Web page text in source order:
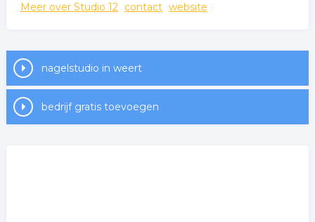
Meer over Studio 12 contact website
nagelstudio in weert
bedrijf gratis toevoegen